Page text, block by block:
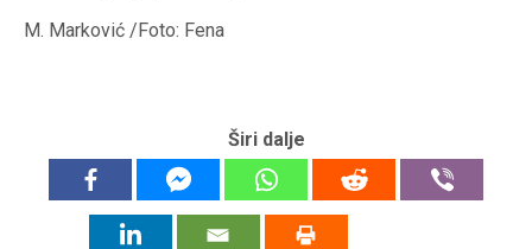
M. Marković /Foto: Fena
Širi dalje